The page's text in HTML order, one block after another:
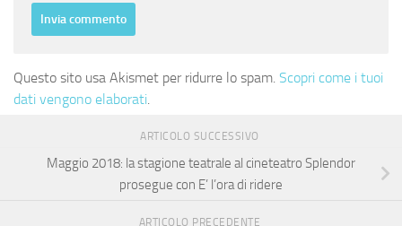
Questo sito usa Akismet per ridurre lo spam. Scopri come i tuoi
dati vengono elaborati.
ARTICOLO SUCCESSIVO
Maggio 2018: la stagione teatrale al cineteatro Splendor
prosegue con E’ l’ora di ridere
ARTICOLO PRECEDENTE